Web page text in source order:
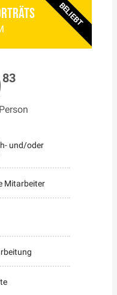
83
und/oder
Mitarbeiter
BELIEBT